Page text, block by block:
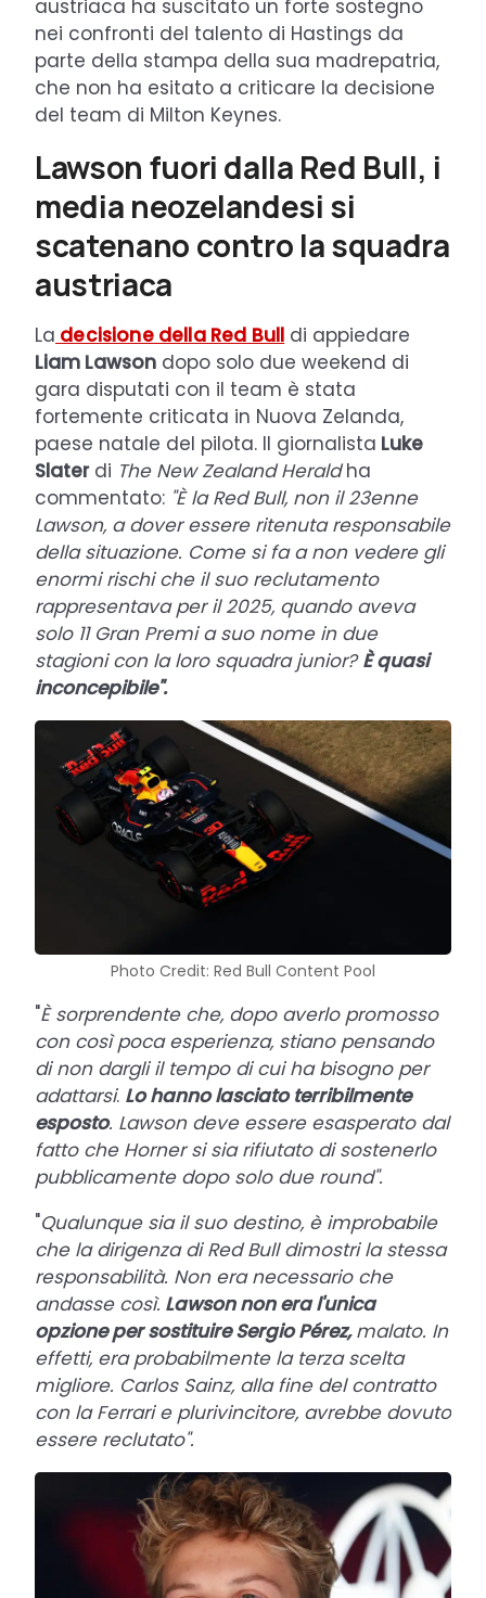
austriaca ha suscitato un forte sostegno
nei confronti del talento di Hastings da
parte della stampa della sua madrepatria,
che non ha esitato a criticare la decisione
del team di Milton Keynes.
Lawson fuori dalla Red Bull, i
media neozelandesi si
scatenano contro la squadra
austriaca
La decisione della Red Bull di appiedare
Liam Lawson dopo solo due weekend di
gara disputati con il team è stata
fortemente criticata in Nuova Zelanda,
paese natale del pilota. Il giornalista Luke
Slaterdi The New Zealand Heraldha
commentato: "È la Red Bull, non il 23enne
Lawson, a dover essere ritenuta responsabile
della situazione. Come si fa a non vedere gli
enormi rischi che il suo reclutamento
rappresentava per il 2025, quando aveva
solo 11 Gran Premi a suo nome in due
stagioni con la loro squadra junior?È quasi
inconcepibile".
Photo Credit: Red Bull Content Pool
"È sorprendente che, dopo averlo promosso
con così poca esperienza, stiano pensando
di non dargli il tempo di cui ha bisogno per
adattarsi. Lo hanno lasciato terribilmente
esposto. Lawson deve essere esasperato dal
fatto che Horner si sia rifiutato di sostenerlo
pubblicamente dopo solo due round".
"Qualunque sia il suo destino, è improbabile
che la dirigenza di Red Bull dimostri la stessa
responsabilità. Non era necessario che
andasse così. Lawson non era l'unica
opzione per sostituire Sergio Pérez,malato. In
effetti, era probabilmente la terza scelta
migliore. Carlos Sainz, alla fine del contratto
con la Ferrari e plurivincitore, avrebbe dovuto
essere reclutato".